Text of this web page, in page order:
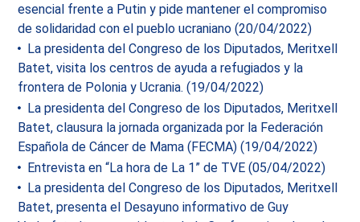
esencial frente a Putin y pide mantener el compromiso
de solidaridad con el pueblo ucraniano (20/04/2022)
La presidenta del Congreso de los Diputados, Meritxell
Batet, visita los centros de ayuda a refugiados y la
frontera de Polonia y Ucrania. (19/04/2022)
La presidenta del Congreso de los Diputados, Meritxell
Batet, clausura la jornada organizada por la Federación
Española de Cáncer de Mama (FECMA) (19/04/2022)
Entrevista en “La hora de La 1” de TVE (05/04/2022)
La presidenta del Congreso de los Diputados, Meritxell
Batet, presenta el Desayuno informativo de Guy